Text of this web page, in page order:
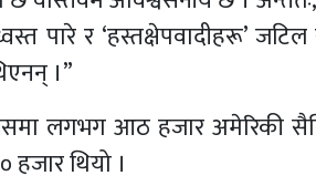
ध्वस्त पारे र ‘हस्तक्षेपवादीहरू’
।”
लगभग आठ हजार अमेरिकी
थियो ।